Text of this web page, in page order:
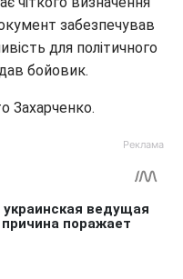
забезпечував
для політичного
бойовик.
Захарченко.